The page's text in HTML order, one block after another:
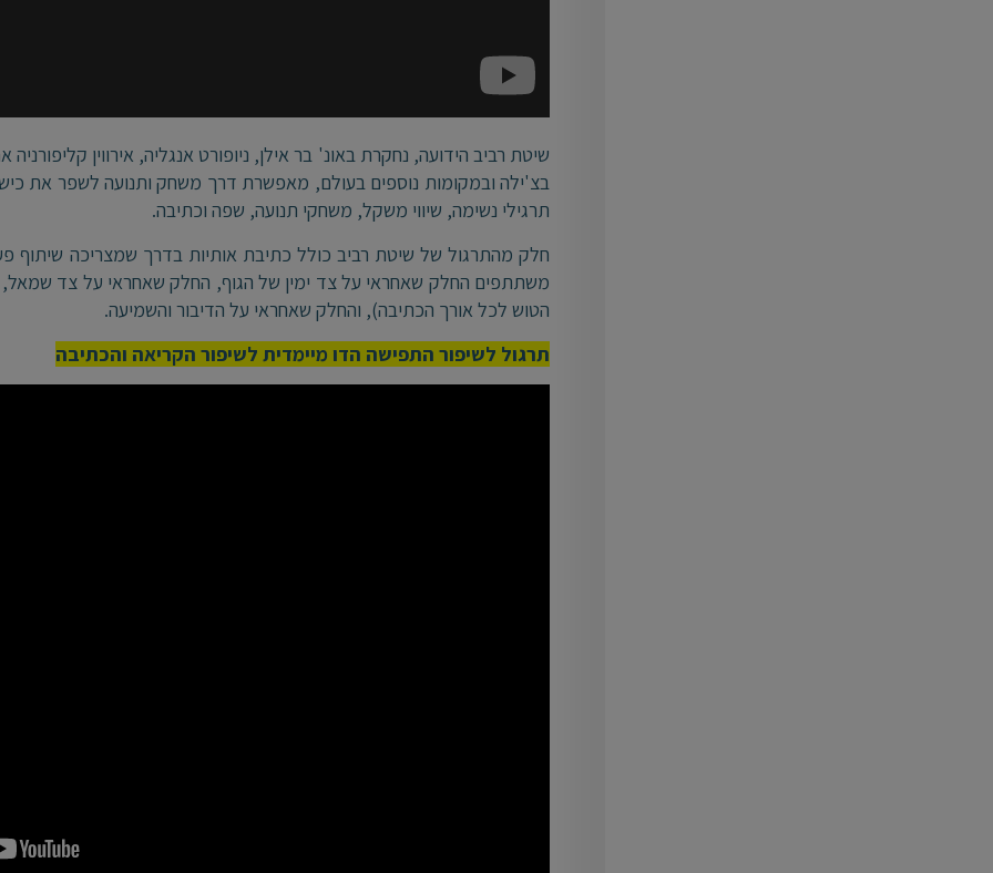
שיטת רביב הידועה, נחקרת באונ' בר אילן, ניופורט אנגליה, אירווין
בצ'ילה ובמקומות נוספים בעולם, מאפשרת דרך משחק ותנועה לשפר את
תרגילי נשימה, שיווי משקל, משחקי תנועה, שפה וכתיבה.
חלק מהתרגול של שיטת רביב כולל כתיבת אותיות בדרך שמצריכה שיתוף
משתתפים החלק שאחראי על צד ימין של הגוף, החלק שאחראי על צד
הטוש לכל אורך הכתיבה), והחלק שאחראי על הדיבור והשמיעה.
תרגול לשיפור התפישה הדו מיימדית לשיפור הקריאה והכתיבה